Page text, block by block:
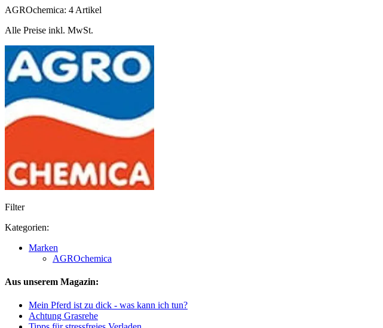
AGROchemica: 4 Artikel
Alle Preise inkl. MwSt.
Filter
Kategorien:
Marken
AGROchemica
Aus unserem Magazin:
Mein Pferd ist zu dick - was kann ich tun?
Achtung Grasrehe